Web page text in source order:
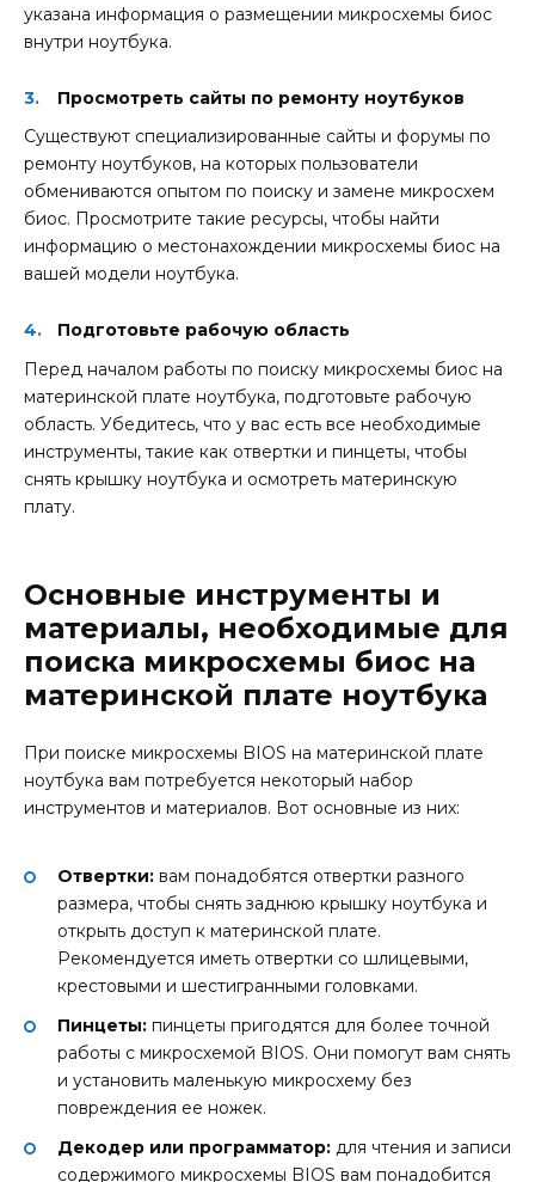
указана информация о размещении микросхемы биос
внутри ноутбука.
Просмотреть сайты по ремонту ноутбуков
Существуют специализированные сайты и форумы по
ремонту ноутбуков, на которых пользователи
обмениваются опытом по поиску и замене микросхем
биос. Просмотрите такие ресурсы, чтобы найти
информацию о местонахождении микросхемы биос на
вашей модели ноутбука.
Подготовьте рабочую область
Перед началом работы по поиску микросхемы биос на
материнской плате ноутбука, подготовьте рабочую
область. Убедитесь, что у вас есть все необходимые
инструменты, такие как отвертки и пинцеты, чтобы
снять крышку ноутбука и осмотреть материнскую
плату.
Основные инструменты и
материалы, необходимые для
поиска микросхемы биос на
материнской плате ноутбука
При поиске микросхемы BIOS на материнской плате
ноутбука вам потребуется некоторый набор
инструментов и материалов. Вот основные из них:
Отвертки: вам понадобятся отвертки разного
размера, чтобы снять заднюю крышку ноутбука и
открыть доступ к материнской плате.
Рекомендуется иметь отвертки со шлицевыми,
крестовыми и шестигранными головками.
Пинцеты: пинцеты пригодятся для более точной
работы с микросхемой BIOS. Они помогут вам снять
и установить маленькую микросхему без
повреждения ее ножек.
Декодер или программатор: для чтения и записи
содержимого микросхемы BIOS вам понадобится